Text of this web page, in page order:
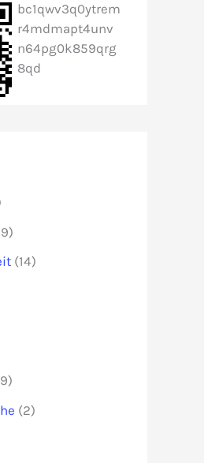
bc1qwv3q0ytrem
r4mdmapt4unv
n64pg0k859qrg
8qd
(14)
(2)